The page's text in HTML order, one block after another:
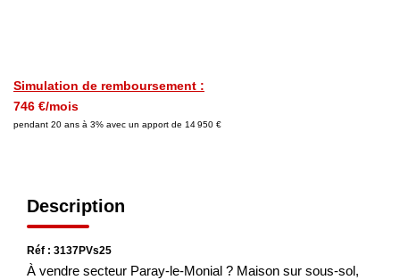
Nos Actualités
Nos Témoignages
Simulation de remboursement :
746 €/mois
pendant 20 ans à 3% avec un apport de 14 950 €
Description
Réf : 3137PVs25
À vendre secteur Paray-le-Monial ? Maison sur sous-sol,